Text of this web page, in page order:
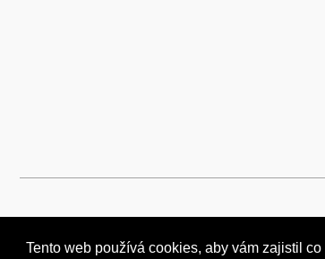
Tento web používá cookies, aby vám zajistil
Tento web používá cookies, aby vám zajistil